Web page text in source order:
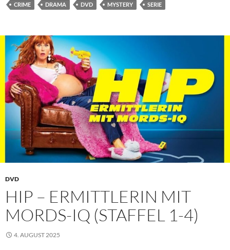
CRIME DRAMA DVD MYSTERY SERIE
DVD
HIP – ERMITTLERIN MIT
MORDS-IQ (STAFFEL 1-4)
4. AUGUST 2025